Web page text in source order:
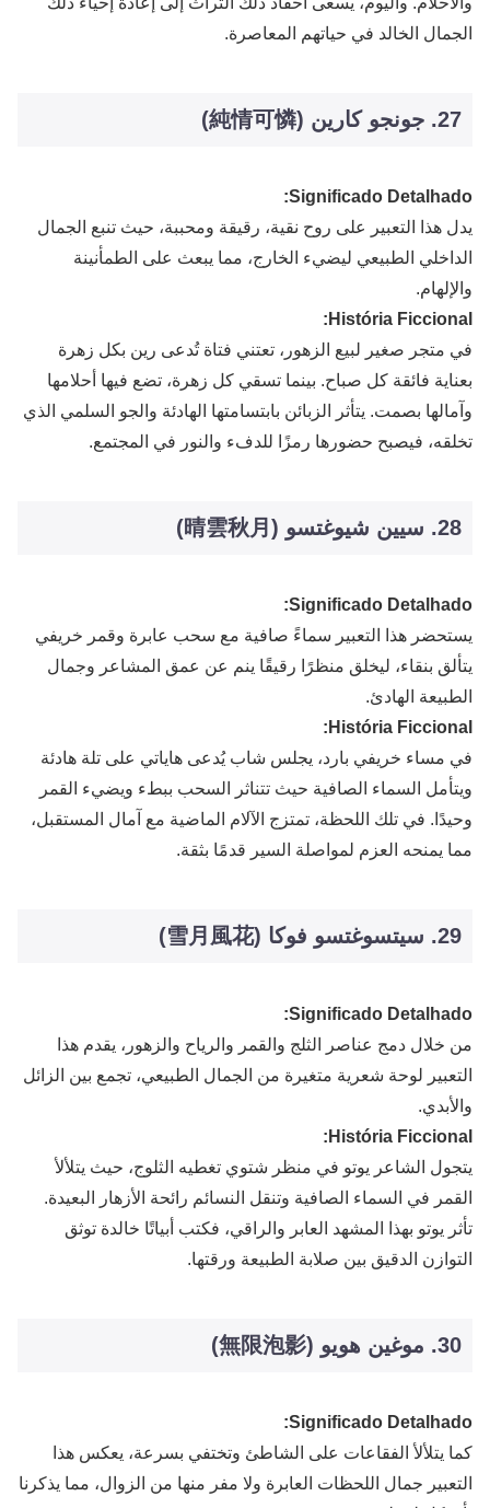
الجمال الخالد في حياتهم المعاصرة.
27. جونجو كارين (純情可憐)
Significado Detalhado:
يدل هذا التعبير على روح نقية، رقيقة ومحببة، حيث تنبع الجمال
الداخلي الطبيعي ليضيء الخارج، مما يبعث على الطمأنينة
والإلهام.
História Ficcional:
في متجر صغير لبيع الزهور، تعتني فتاة تُدعى رين بكل زهرة
بعناية فائقة كل صباح. بينما تسقي كل زهرة، تضع فيها أحلامها
وآمالها بصمت. يتأثر الزبائن بابتسامتها الهادئة والجو السلمي الذي
تخلقه، فيصبح حضورها رمزًا للدفء والنور في المجتمع.
28. سيين شيوغتسو (晴雲秋月)
Significado Detalhado:
يستحضر هذا التعبير سماءً صافية مع سحب عابرة وقمر خريفي
يتألق بنقاء، ليخلق منظرًا رقيقًا ينم عن عمق المشاعر وجمال
الطبيعة الهادئ.
História Ficcional:
في مساء خريفي بارد، يجلس شاب يُدعى هاياتي على تلة هادئة
ويتأمل السماء الصافية حيث تتناثر السحب ببطء ويضيء القمر
وحيدًا. في تلك اللحظة، تمتزج الآلام الماضية مع آمال المستقبل،
مما يمنحه العزم لمواصلة السير قدمًا بثقة.
29. سيتسوغتسو فوكا (雪月風花)
Significado Detalhado:
من خلال دمج عناصر الثلج والقمر والرياح والزهور، يقدم هذا
التعبير لوحة شعرية متغيرة من الجمال الطبيعي، تجمع بين الزائل
والأبدي.
História Ficcional:
يتجول الشاعر يوتو في منظر شتوي تغطيه الثلوج، حيث يتلألأ
القمر في السماء الصافية وتنقل النسائم رائحة الأزهار البعيدة.
تأثر يوتو بهذا المشهد العابر والراقي، فكتب أبياتًا خالدة توثق
التوازن الدقيق بين صلابة الطبيعة ورقتها.
30. موغين هويو (無限泡影)
Significado Detalhado:
كما يتلألأ الفقاعات على الشاطئ وتختفي بسرعة، يعكس هذا
التعبير جمال اللحظات العابرة ولا مفر منها من الزوال، مما يذكرنا